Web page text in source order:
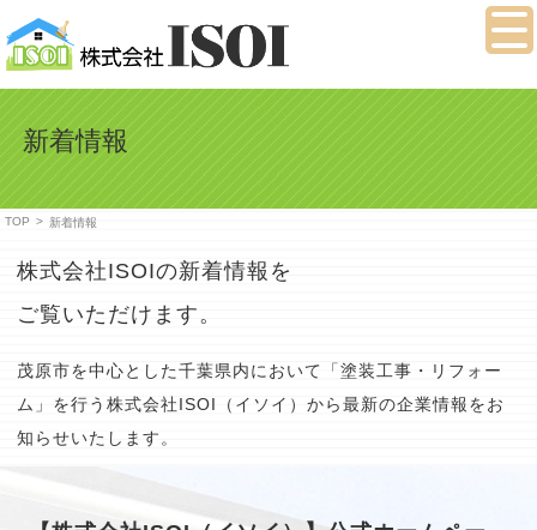
新着情報
TOP > 新着情報
株式会社ISOIの新着情報を
ご覧いただけます。
茂原市を中心とした千葉県内において「塗装工事・リフォー
ム」を行う株式会社ISOI（イソイ）から最新の企業情報をお
知らせいたします。